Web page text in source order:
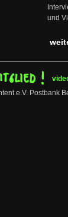
und
e.V. Postbank